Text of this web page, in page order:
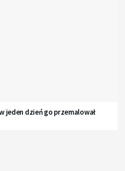
jeden dzień go przemalował